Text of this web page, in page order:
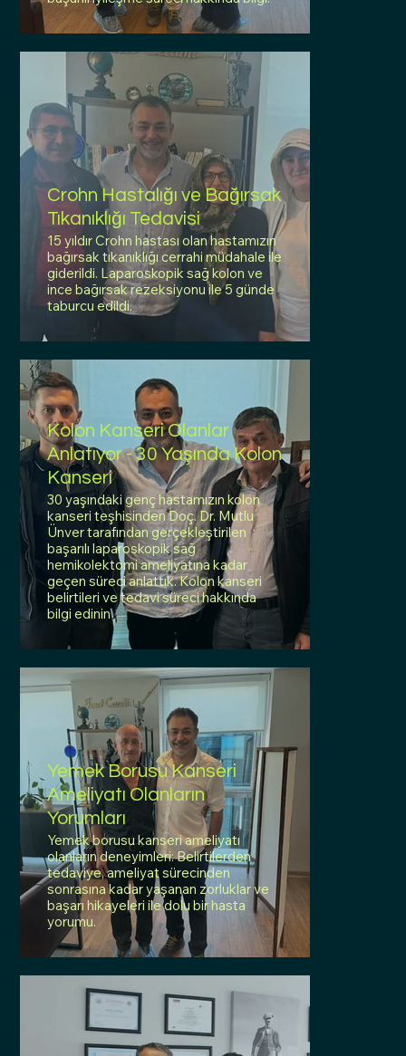
Crohn Hastalığı ve Bağırsak
Tıkanıklığı Tedavisi
15 yıldır Crohn hastası olan hastamızın
bağırsak tıkanıklığı cerrahi müdahale ile
giderildi. Laparoskopik sağ kolon ve
ince bağırsak rezeksiyonu ile 5 günde
taburcu edildi.
Kolon Kanseri Olanlar
Anlatıyor - 30 Yaşında Kolon
Kanseri
30 yaşındaki genç hastamızın kolon
kanseri teşhisinden Doç. Dr. Mutlu
Ünver tarafından gerçekleştirilen
başarılı laparoskopik sağ
hemikolektomi ameliyatına kadar
geçen süreci anlattık. Kolon kanseri
belirtileri ve tedavi süreci hakkında
bilgi edinin
Yemek Borusu Kanseri
Ameliyatı Olanların
Yorumları
Yemek borusu kanseri ameliyatı
olanların deneyimleri: Belirtilerden
tedaviye, ameliyat sürecinden
sonrasına kadar yaşanan zorluklar ve
başarı hikayeleri ile dolu bir hasta
yorumu.